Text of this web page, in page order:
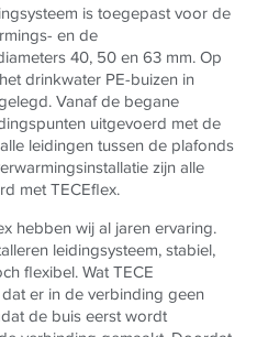
is toegepast voor de
en de
40, 50 en 63 mm. Op
drinkwater PE-buizen in
Vanaf de begane
uitgevoerd met de
leidingen tussen de plafonds
zijn alle
metTECEflex.
hebben wij al jaren ervaring.
leidingsysteem, stabiel,
flexibel. WatTECE
er in de verbinding geen
de buis eerst wordt